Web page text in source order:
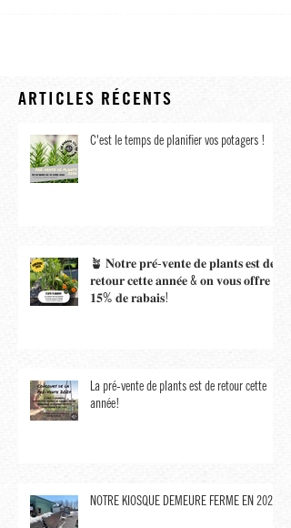
ARTICLES RÉCENTS
C'est le temps de planifier vos potagers !
🪴 𝐍𝐨𝐭𝐫𝐞 𝐩𝐫𝐞́-𝐯𝐞𝐧𝐭𝐞 𝐝𝐞 𝐩𝐥𝐚𝐧𝐭𝐬 𝐞𝐬𝐭 𝐝𝐞
𝐫𝐞𝐭𝐨𝐮𝐫 𝐜𝐞𝐭𝐭𝐞 𝐚𝐧𝐧𝐞́𝐞 & 𝐨𝐧 𝐯𝐨𝐮𝐬 𝐨𝐟𝐟𝐫𝐞
𝟏𝟓% 𝐝𝐞 𝐫𝐚𝐛𝐚𝐢𝐬!
La pré-vente de plants est de retour cette
année!
NOTRE KIOSQUE DEMEURE FERMÉ EN 2023,